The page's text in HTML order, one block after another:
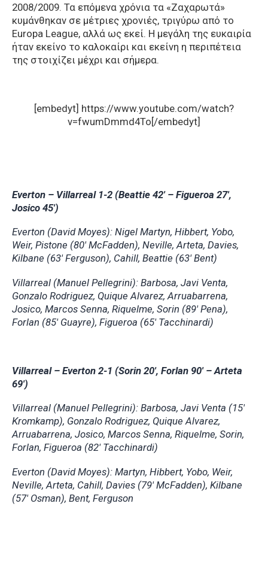
2008/2009. Τα επόμενα χρόνια τα «Ζαχαρωτά»
κυμάνθηκαν σε μέτριες χρονιές, τριγύρω από το
Europa League, αλλά ως εκεί. Η μεγάλη της ευκαιρία
ήταν εκείνο το καλοκαίρι και εκείνη η περιπέτεια
της στοιχίζει μέχρι και σήμερα.
[embedyt] https://www.youtube.com/watch?
v=fwumDmmd4To[/embedyt]
Everton – Villarreal 1-2 (Beattie 42′ – Figueroa 27′,
Josico 45′)
Everton (David Moyes): Nigel Martyn, Hibbert, Yobo,
Weir, Pistone (80′ McFadden), Neville, Arteta, Davies,
Kilbane (63′ Ferguson), Cahill, Beattie (63′ Bent)
Villarreal (Manuel Pellegrini): Barbosa, Javi Venta,
Gonzalo Rodriguez, Quique Alvarez, Arruabarrena,
Josico, Marcos Senna, Riquelme, Sorin (89′ Pena),
Forlan (85′ Guayre), Figueroa (65′ Tacchinardi)
Villarreal – Everton 2-1 (Sorin 20′, Forlan 90′ – Arteta
69′)
Villarreal (Manuel Pellegrini): Barbosa, Javi Venta (15′
Kromkamp), Gonzalo Rodriguez, Quique Alvarez,
Arruabarrena, Josico, Marcos Senna, Riquelme, Sorin,
Forlan, Figueroa (82′ Tacchinardi)
Everton (David Moyes): Martyn, Hibbert, Yobo, Weir,
Neville, Arteta, Cahill, Davies (79′ McFadden), Kilbane
(57′ Osman), Bent, Ferguson